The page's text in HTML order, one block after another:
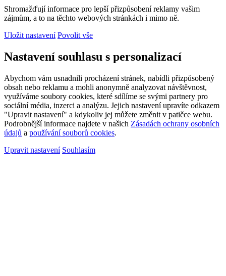
Shromažďují informace pro lepší přizpůsobení reklamy vašim
zájmům, a to na těchto webových stránkách i mimo ně.
Uložit nastavení Povolit vše
Nastavení souhlasu s personalizací
Abychom vám usnadnili procházení stránek, nabídli přizpůsobený
obsah nebo reklamu a mohli anonymně analyzovat návštěvnost,
využíváme soubory cookies, které sdílíme se svými partnery pro
sociální média, inzerci a analýzu. Jejich nastavení upravíte odkazem
"Upravit nastavení" a kdykoliv jej můžete změnit v patičce webu.
Podrobnější informace najdete v našich Zásadách ochrany osobních
údajů a používání souborů cookies.
Upravit nastavení Souhlasím